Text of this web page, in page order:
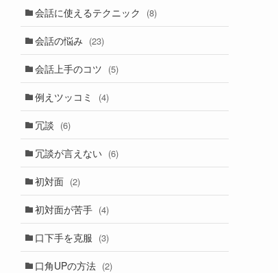
会話に使えるテクニック (8)
会話の悩み (23)
会話上手のコツ (5)
例えツッコミ (4)
冗談 (6)
冗談が言えない (6)
初対面 (2)
初対面が苦手 (4)
口下手を克服 (3)
口角UPの方法 (2)